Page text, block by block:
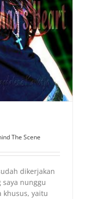
The Scene
dikerjakan
saya nunggu
khusus, yaitu